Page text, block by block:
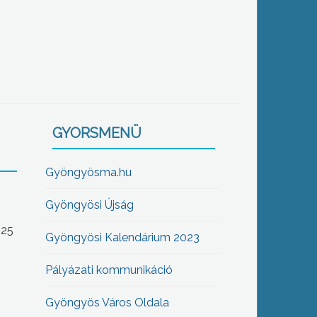
GYORSMENÜ
Gyöngyösma.hu
Gyöngyösi Újság
Gyöngyösi Kalendárium 2023
Pályázati kommunikáció
Gyöngyös Város Oldala